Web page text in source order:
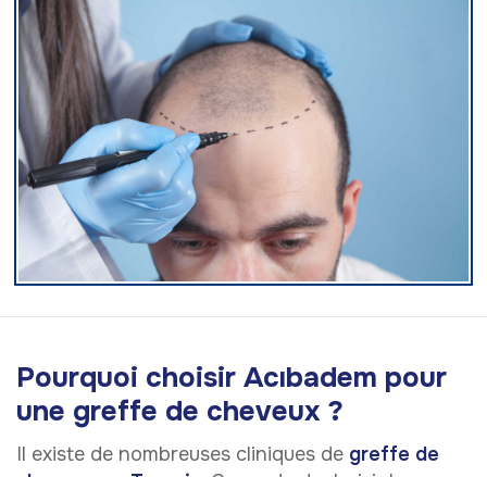
Pourquoi choisir Acıbadem pour
une greffe de cheveux ?
Il existe de nombreuses cliniques de greffe de